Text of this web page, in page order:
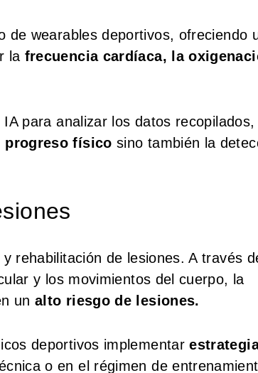
de wearables deportivos, ofreciendo
la frecuencia cardíaca, la
para analizar los datos recopilados,
progreso físico sino también la
rehabilitación de lesiones. A través
y los movimientos del cuerpo, la
unalto riesgo de lesiones.
deportivos implementar
o en el régimen de